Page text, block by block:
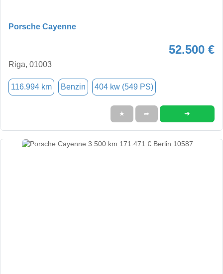
Porsche Cayenne
52.500 €
Riga, 01003
116.994 km Benzin 404 kw (549 PS)
★ ➦ ➜